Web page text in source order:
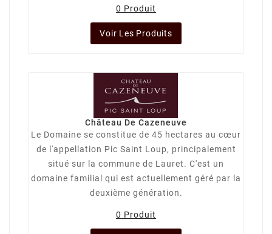
0 Produit
Voir Les Produits
Château De Cazeneuve
Le Domaine se constitue de 45 hectares au cœur
de l'appellation Pic Saint Loup, principalement
situé sur la commune de Lauret. C'est un
domaine familial qui est actuellement géré par la
deuxième génération.
0 Produit